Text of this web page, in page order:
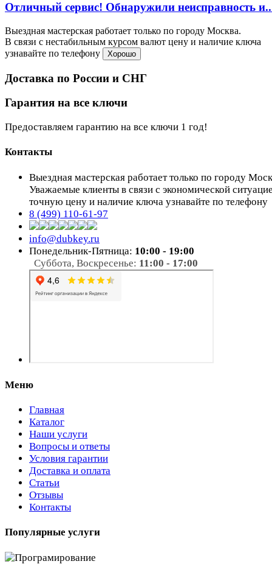
Отличный сервис! Обнаружили неисправность
Выездная мастерская работает только по городу Москва.
В связи с нестабильным курсом валют цену и наличие ключа
узнавайте по телефону
Хорошо
Доставка по России и СНГ
Гарантия на все ключи
Предоставляем гарантию на все ключи 1 год!
Контакты
Выездная мастерская работает только по городу
Уважаемые клиенты в связи с экономической
точную цену и наличие ключа узнавайте по телефону
8 (499) 110-61-97
info@dubkey.ru
Понедельник-Пятница: 10:00 - 19:00
Суббота, Воскресенье: 11:00 - 17:00
Меню
Главная
Каталог
Наши услуги
Вопросы и ответы
Условия гарантии
Доставка и оплата
Статьи
Отзывы
Контакты
Популярные услуги